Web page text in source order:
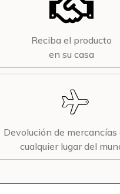
Reciba el producto
en su casa
Devolución de mercancías
cualquier lugar del